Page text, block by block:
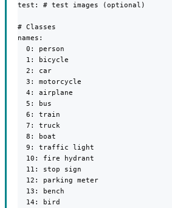
test: # test images (optional)
# Classes
names:
  0: person
  1: bicycle
  2: car
  3: motorcycle
  4: airplane
  5: bus
  6: train
  7: truck
  8: boat
  9: traffic light
  10: fire hydrant
  11: stop sign
  12: parking meter
  13: bench
  14: bird